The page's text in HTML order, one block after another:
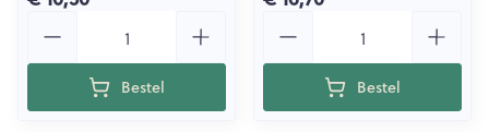
Bestel Bestel